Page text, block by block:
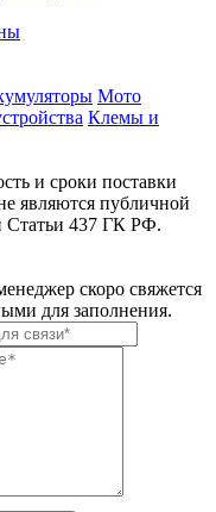
Мото
Клемы и
и сроки поставки
являются публичной
Статьи 437 ГК РФ.
скоро свяжется
для заполнения.